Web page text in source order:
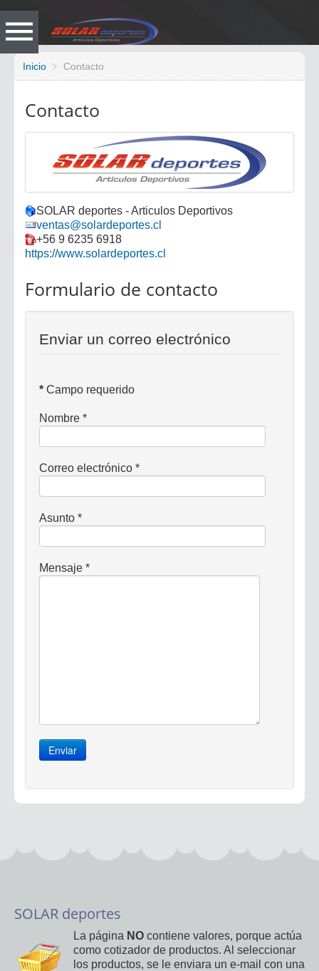
Inicio Contacto
Contacto
SOLAR deportes - Articulos Deportivos
ventas@solardeportes.cl
+56 9 6235 6918
https://www.solardeportes.cl
Formulario de contacto
Enviar un correo electrónico
* Campo requerido
Nombre *
Correo electrónico *
Asunto *
Mensaje *
Enviar
SOLAR deportes
La página NO contiene valores, porque actúa
como cotizador de productos. Al seleccionar
los productos, se le enviara un e-mail con una